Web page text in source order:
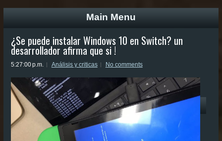
Main Menu
¿Se puede instalar Windows 10 en Switch? un
desarrollador afirma que si !
5:27:00 p.m. Análisis y criticas No comments